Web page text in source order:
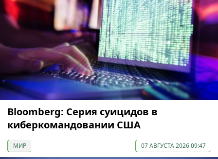
Bloomberg: Серия суицидов в
киберкомандовании США
МИР 07 АВГУСТА 2026 09:47